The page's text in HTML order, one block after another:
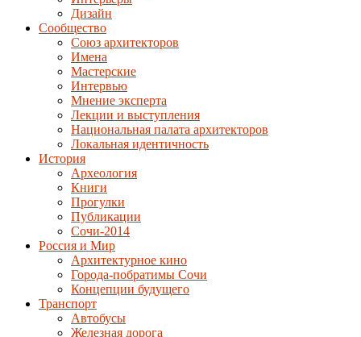
Дизайн
Сообщество
Союз архитекторов
Имена
Мастерские
Интервью
Мнение эксперта
Лекции и выступления
Национальная палата архитекторов
Локальная идентичность
История
Археология
Книги
Прогулки
Публикации
Сочи-2014
Россия и Мир
Архитектурное кино
Города-побратимы Сочи
Концепции будущего
Транспорт
Автобусы
Железная дорога